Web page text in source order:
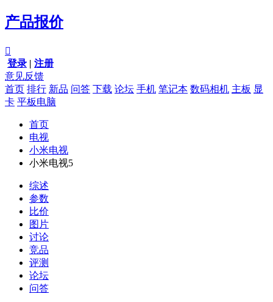
产品报价

登录 | 注册
意见反馈
首页 排行 新品 问答 下载 论坛 手机 笔记本 数码相机 主板 显
卡 平板电脑
首页
电视
小米电视
小米电视5
综述
参数
比价
图片
讨论
竞品
评测
论坛
问答